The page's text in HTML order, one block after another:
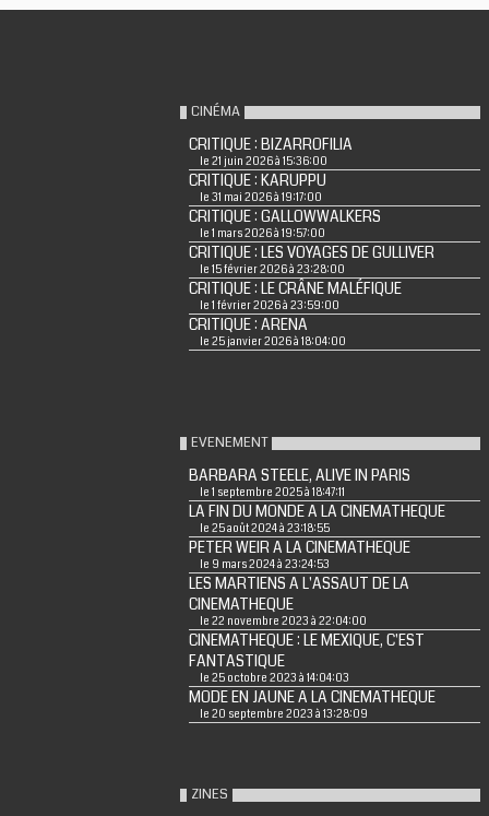
CINÉMA
CRITIQUE : BIZARROFILIA
le 21 juin 2026 à 15:36:00
CRITIQUE : KARUPPU
le 31 mai 2026 à 19:17:00
CRITIQUE : GALLOWWALKERS
le 1 mars 2026 à 19:57:00
CRITIQUE : LES VOYAGES DE GULLIVER
le 15 février 2026 à 23:28:00
CRITIQUE : LE CRÂNE MALÉFIQUE
le 1 février 2026 à 23:59:00
CRITIQUE : ARENA
le 25 janvier 2026 à 18:04:00
EVENEMENT
BARBARA STEELE, ALIVE IN PARIS
le 1 septembre 2025 à 18:47:11
LA FIN DU MONDE A LA CINEMATHEQUE
le 25 août 2024 à 23:18:55
PETER WEIR A LA CINEMATHEQUE
le 9 mars 2024 à 23:24:53
LES MARTIENS A L'ASSAUT DE LA
CINEMATHEQUE
le 22 novembre 2023 à 22:04:00
CINEMATHEQUE : LE MEXIQUE, C'EST
FANTASTIQUE
le 25 octobre 2023 à 14:04:03
MODE EN JAUNE A LA CINEMATHEQUE
le 20 septembre 2023 à 13:28:09
ZINES